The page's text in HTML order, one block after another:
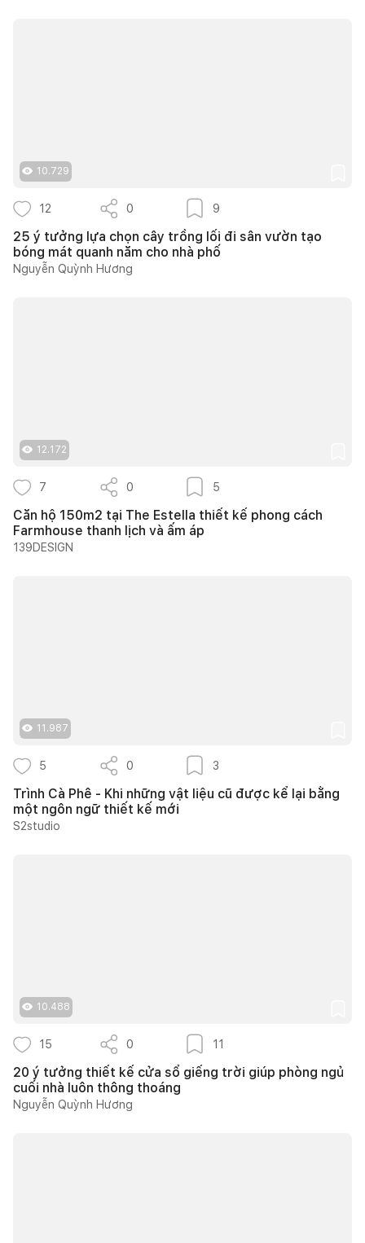
10.729
12 0 9
25 ý tưởng lựa chọn cây trồng lối đi sân vườn tạo
bóng mát quanh năm cho nhà phố
Nguyễn Quỳnh Hương
12.172
7 0 5
Căn hộ 150m2 tại The Estella thiết kế phong cách
Farmhouse thanh lịch và ấm áp
139DESIGN
11.987
5 0 3
Trình Cà Phê - Khi những vật liệu cũ được kể lại bằng
một ngôn ngữ thiết kế mới
S2studio
10.488
15 0 11
20 ý tưởng thiết kế cửa sổ giếng trời giúp phòng ngủ
cuối nhà luôn thông thoáng
Nguyễn Quỳnh Hương